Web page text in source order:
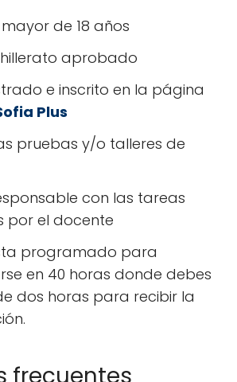
de 18 años
aprobado
e inscrito en la página
Plus
pruebas y/o talleres de
con las tareas
por el docente
programado para
en 40 horas donde debes
dos horas para recibir la
frecuentes